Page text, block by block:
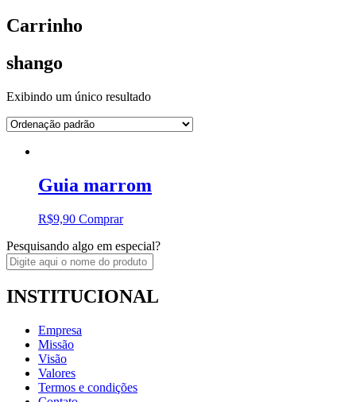
Carrinho
shango
Exibindo um único resultado
Guia marrom
R$9,90 Comprar
Pesquisando algo em especial?
INSTITUCIONAL
Empresa
Missão
Visão
Valores
Termos e condições